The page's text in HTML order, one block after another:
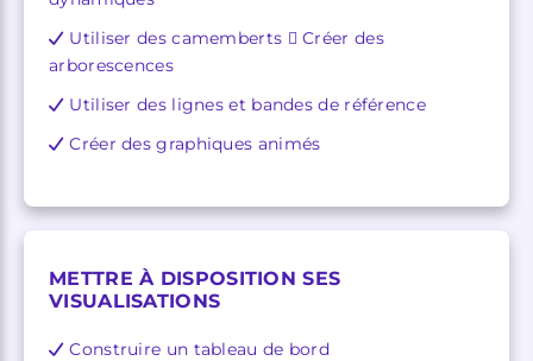
Utiliser des camemberts  Créer des
arborescences
Utiliser des lignes et bandes de référence
Créer des graphiques animés
METTRE À DISPOSITION SES
VISUALISATIONS
Construire un tableau de bord